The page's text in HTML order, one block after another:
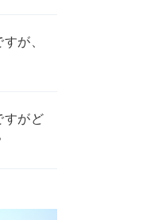
が、
すがど